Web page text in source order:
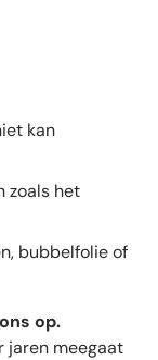
kan
zoals het
bubbelfolie of
op.
jaren meegaat